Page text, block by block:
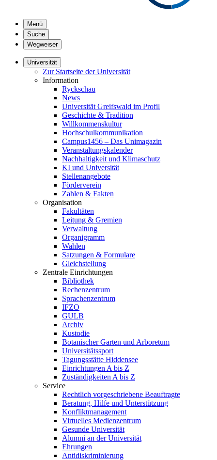
Menü
Suche
Wegweiser
Universität
Zur Startseite der Universität
Information
Ryckschau
News
Universität Greifswald im Profil
Geschichte & Tradition
Willkommenskultur
Hochschulkommunikation
Campus1456 – Das Unimagazin
Veranstaltungskalender
Nachhaltigkeit und Klimaschutz
KI und Universität
Stellenangebote
Förderverein
Zahlen & Fakten
Organisation
Fakultäten
Leitung & Gremien
Verwaltung
Organigramm
Wahlen
Satzungen & Formulare
Gleichstellung
Zentrale Einrichtungen
Bibliothek
Rechenzentrum
Sprachenzentrum
IFZO
GULB
Archiv
Kustodie
Botanischer Garten und Arboretum
Universitätssport
Tagungsstätte Hiddensee
Einrichtungen A bis Z
Zuständigkeiten A bis Z
Service
Rechtlich vorgeschriebene Beauftragte
Beratung, Hilfe und Unterstützung
Konfliktmanagement
Virtuelles Medienzentrum
Gesunde Universität
Alumni an der Universität
Ehrungen
Antidiskriminierung